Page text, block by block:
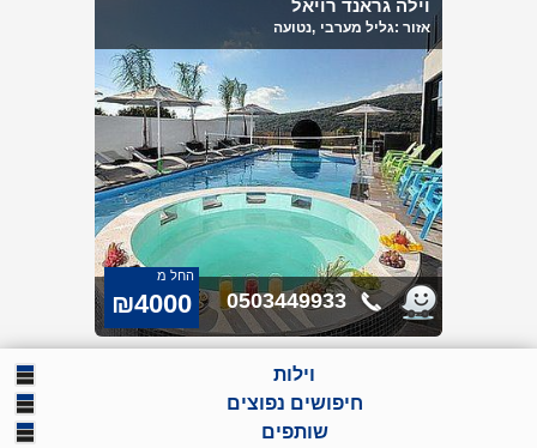
החל מ
₪4000 0503449933
וילה גראנד רויאל
אזור :גליל מערבי ,נטועה
וילות
וילות למסיבת רווקות
וילות באילת
חיפושים נפוצים
וילות יוקרתיות
שותפים